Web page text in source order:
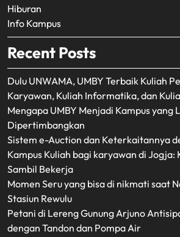
Hiburan
Info Kampus
Recent Posts
Dulu UNWAMA, UMBY Terbaik Kuliah
Karyawan, Kuliah Informatika, dan
Mengapa UMBY Menjadi Kampus yang
Dipertimbangkan
Sistem e-Auction dan Keterkaitannya
Kampus Kuliah bagi karyawan di Jogja:
Sambil Bekerja
Momen Seru yang bisa di nikmati saat
Stasiun Rewulu
Petani di Lereng Gunung Arjuno
dengan Tandon dan Pompa Air